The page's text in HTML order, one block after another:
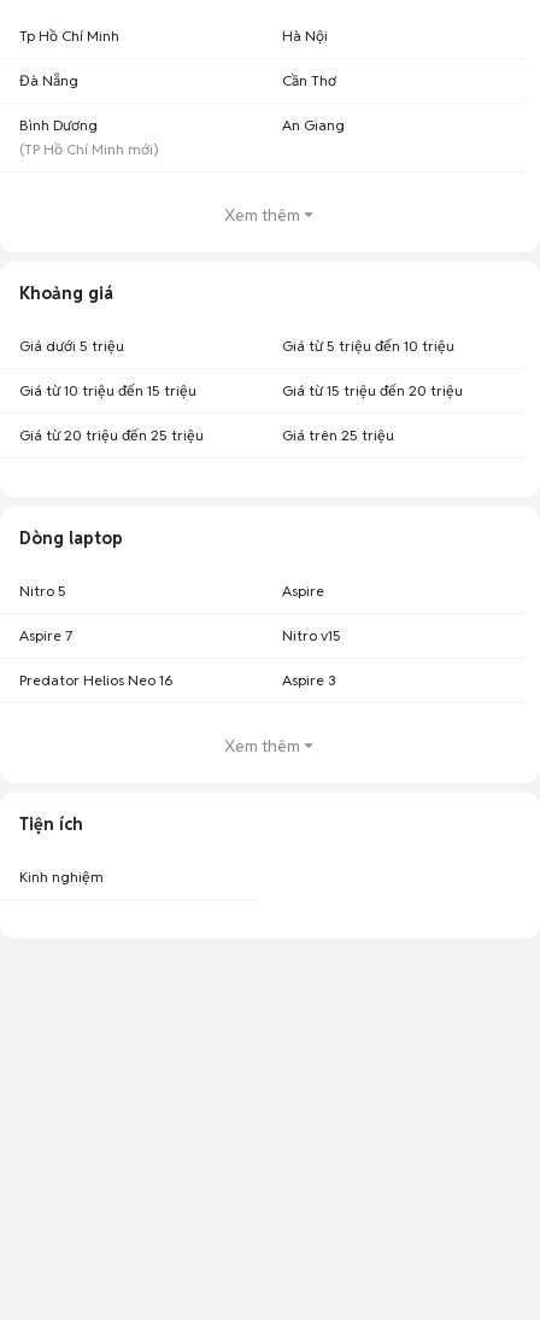
✓ Hẹn gặp tại các địa điểm công cộng và thông báo với nhân viên Chợ
Ngoài ra, bài viết
Laptop Acer có bền không? Có nên mua laptop Acer?
Chúc các bạn có những trải nghiệm mua bán tuyệt vời trên Chợ Tốt.
Tp Hồ Chí Minh Hà Nội
Đà Nẵng Cần Thơ
Bình Dương
(TP Hồ Chí Minh mới)
An Giang
Xem thêm
Khoảng giá
Giá dưới 5 triệu Giá từ 5 triệu đến 10 triệu
Giá từ 10 triệu đến 15 triệu Giá từ 15 triệu đến 20 triệu
Giá từ 20 triệu đến 25 triệu Giá trên 25 triệu
Dòng laptop
Nitro 5 Aspire
Aspire 7 Nitro v15
Predator Helios Neo 16 Aspire 3
Xem thêm
Tiện ích
Kinh nghiệm